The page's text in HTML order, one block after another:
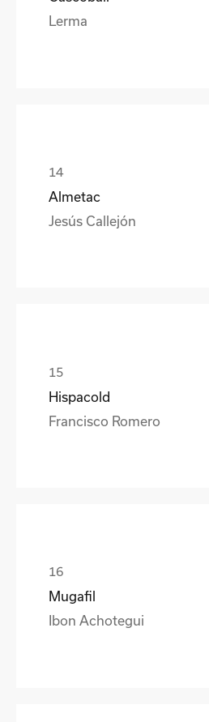
Lerma
Almetac
Jesús Callejón
Hispacold
Francisco Romero
Mugafil
Ibon Achotegui